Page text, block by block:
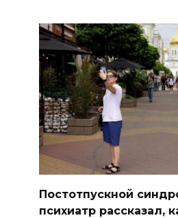
Постотпускной
психиатр рассказал,